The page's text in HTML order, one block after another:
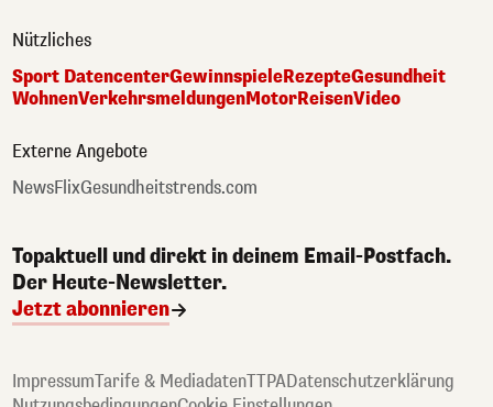
Nützliches
Sport DatencenterGewinnspieleRezepteGesundheit
WohnenVerkehrsmeldungenMotorReisenVideo
Externe Angebote
NewsFlixGesundheitstrends.com
Topaktuell und direkt in deinem Email-Postfach.
Der Heute-Newsletter.
Jetzt abonnieren
ImpressumTarife & MediadatenTTPADatenschutzerklärung